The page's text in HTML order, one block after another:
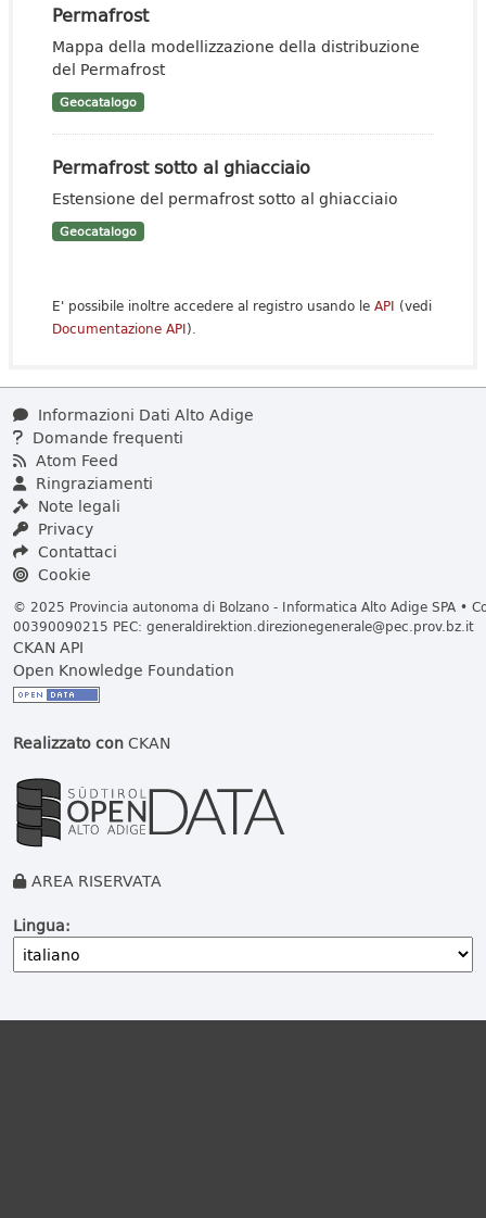
Permafrost
Mappa della modellizzazione della distribuzione
del Permafrost
Geocatalogo
Permafrost sotto al ghiacciaio
Estensione del permafrost sotto al ghiacciaio
Geocatalogo
E' possibile inoltre accedere al registro usando le API (vedi
Documentazione API).
Informazioni Dati Alto Adige
Domande frequenti
Atom Feed
Ringraziamenti
Note legali
Privacy
Contattaci
Cookie
© 2025 Provincia autonoma di Bolzano - Informatica Alto Adige SPA •
00390090215 PEC: generaldirektion.direzionegenerale@pec.prov.bz.it
CKAN API
Open Knowledge Foundation
Realizzato conCKAN
AREA RISERVATA
Lingua